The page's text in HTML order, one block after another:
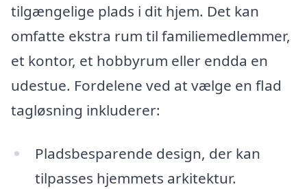
tilgængelige plads i dit hjem. Det kan
omfatte ekstra rum til familiemedlemmer,
et kontor, et hobbyrum eller endda en
udestue. Fordelene ved at vælge en flad
tagløsning inkluderer:
Pladsbesparende design, der kan
tilpasses hjemmets arkitektur.